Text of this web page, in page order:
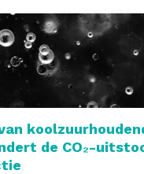
de CO₂-